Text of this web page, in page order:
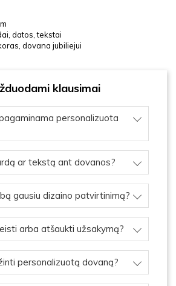
datos, tekstai
dovana jubiliejui
klausimai
personalizuota
ar tekstą ant dovanos?
gausiu dizaino patvirtinimą?
arba atšaukti užsakymą?
personalizuotą dovaną?